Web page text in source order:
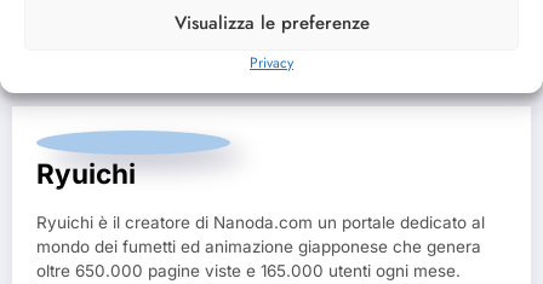
Visualizza le preferenze
Privacy
Motori Di Ricerca
Ryuichi
Ryuichi è il creatore di Nanoda.com un portale dedicato al
mondo dei fumetti ed animazione giapponese che genera
oltre 650.000 pagine viste e 165.000 utenti ogni mese.